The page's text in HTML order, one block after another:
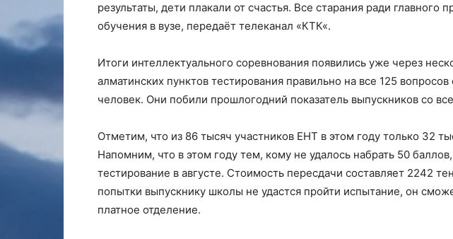
результаты, дети плакали от счастья. Все старания ради главного
обучения в вузе, передаёт телеканал «КТК«.
Итоги интеллектуального соревнования появились уже через
алматинских пунктов тестирования правильно на все 125 вопросов
человек. Они побили прошлогодний показатель выпускников со
Отметим, что из 86 тысяч участников ЕНТ в этом году только 32
Напомним, что в этом году тем, кому не удалось набрать 50
тестирование в августе. Стоимость пересдачи составляет 2242
попытки выпускнику школы не удастся пройти испытание, он
платное отделение.